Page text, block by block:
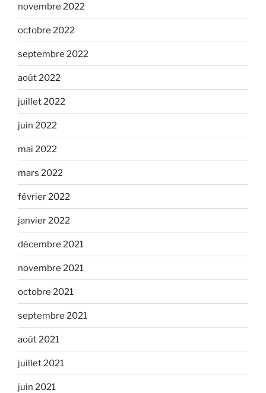
novembre 2022
octobre 2022
septembre 2022
août 2022
juillet 2022
juin 2022
mai 2022
mars 2022
février 2022
janvier 2022
décembre 2021
novembre 2021
octobre 2021
septembre 2021
août 2021
juillet 2021
juin 2021